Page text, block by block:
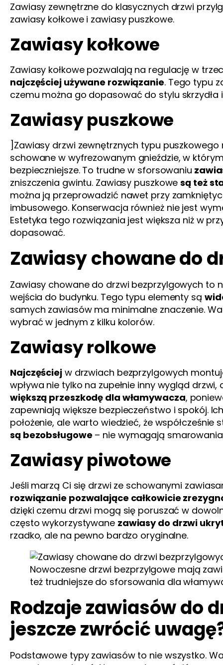
Zawiasy zewnętrzne do klasycznych drzwi
zawiasy kołkowe i zawiasy puszkowe.
Zawiasy kołkowe
Zawiasy kołkowe pozwalają na regulację w
najczęściej używane rozwiązanie. Tego typu
czemu można go dopasować do stylu skrzydła
Zawiasy puszkowe
]Zawiasy drzwi zewnętrznych typu
schowane w wyfrezowanym gnieździe, w
bezpieczniejsze. To trudne w sforsowaniu
zniszczenia gwintu. Zawiasy puszkowesą też
można ją przeprowadzić nawet przy
imbusowego. Konserwacja również nie jest
Estetyka tego rozwiązania jest większa niż w
dopasować.
Zawiasy chowane do
Zawiasy chowane do drzwi bezprzylgowych to
wejścia do budynku. Tego typu elementy są
samych zawiasów ma minimalne znaczenie.
wybrać w jednym z kilku kolorów.
Zawiasy rolkowe
Najczęściejw drzwiach bezprzylgowych
wpływa nie tylko na zupełnie inny wygląd
większą przeszkodę dla włamywacza,
zapewniają większe bezpieczeństwo i spokój.
położenie, ale warto wiedzieć, że współcześnie
są bezobsługowe – nie wymagają
Zawiasy piwotowe
Jeśli marzą Ci się drzwi ze schowanymi
rozwiązanie pozwalające całkowicie
dzięki czemu drzwi mogą się poruszać w
często wykorzystywane zawiasy do drzwi
rzadko, ale na pewno bardzo oryginalne.
Nowoczesne drzwi bezprzylgowe mają
też trudniejsze do sforsowania dla
Rodzaje zawiasów do
jeszcze zwrócić
Podstawowe typy zawiasów to nie wszystko.